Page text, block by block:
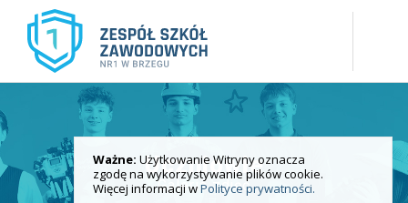
Ważne: Użytkowanie Witryny oznacza
zgodę na wykorzystywanie plików cookie.
Więcej informacji wPolityce prywatności.
Uczniowie
Galeria zdjęć